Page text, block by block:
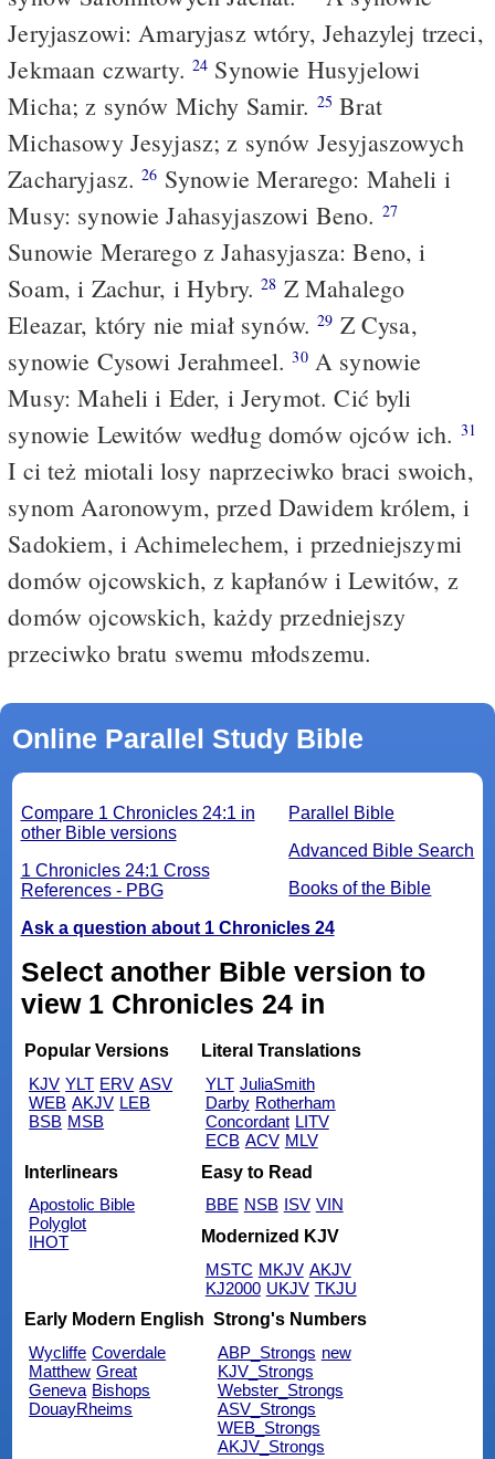
Jeryjaszowi: Amaryjasz wtóry, Jehazylej trzeci,
Jekmaan czwarty. 24 Synowie Husyjelowi
Micha; z synów Michy Samir. 25 Brat
Michasowy Jesyjasz; z synów Jesyjaszowych
Zacharyjasz.26 Synowie Merarego: Maheli i
Musy: synowie Jahasyjaszowi Beno. 27
Sunowie Merarego z Jahasyjasza: Beno, i
Soam, i Zachur, i Hybry.28 Z Mahalego
Eleazar, który nie miał synów.29 Z Cysa,
synowie Cysowi Jerahmeel.30A synowie
Musy: Maheli i Eder, i Jerymot. Cić byli
synowie Lewitów według domów ojców ich. 31
I ci też miotali losy naprzeciwko braci swoich,
synom Aaronowym, przed Dawidem królem, i
Sadokiem, i Achimelechem, i przedniejszymi
domów ojcowskich, z kapłanów i Lewitów, z
domów ojcowskich, każdy przedniejszy
przeciwko bratu swemu młodszemu.
Online Parallel Study Bible
Parallel Bible
Advanced Bible Search
Books of the Bible
Compare 1 Chronicles 24:1 in
other Bible versions
1 Chronicles 24:1 Cross
References - PBG
Ask a question about 1 Chronicles 24
Select another Bible version to
view 1 Chronicles 24 in
Popular Versions
KJV YLT ERV ASV
WEB AKJV LEB
BSB MSB
Literal Translations
YLT JuliaSmith
Darby Rotherham
Concordant LITV
ECB ACV MLV
Interlinears
Apostolic Bible
Polyglot
IHOT
Easy to Read
BBE NSB ISV VIN
Modernized KJV
MSTC MKJV AKJV
KJ2000 UKJV TKJU
Early Modern English
Wycliffe Coverdale
Matthew Great
Geneva Bishops
DouayRheims
Strong's Numbers
ABP_Strongs new
KJV_Strongs
Webster_Strongs
ASV_Strongs
WEB_Strongs
AKJV_Strongs